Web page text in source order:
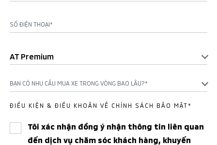
SỐ ĐIỆN THOẠI*
AT Premium
BẠN CÓ NHU CẦU MUA XE TRONG VÒNG BAO LÂU?*
ĐIỀU KIỆN & ĐIỀU KHOẢN VỀ CHÍNH SÁCH BẢO MẬT*
Tôi xác nhận đồng ý nhận thông tin liên quan
đến dịch vụ chăm sóc khách hàng, khuyến